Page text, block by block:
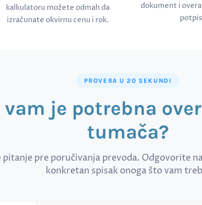
kalkulatoru možete odmah da
izračunate okvirnu cenu i rok.
dokument i
PROVERA U 20 SEKUNDI
vam je potrebna
tumača?
pitanje pre poručivanja prevoda. Odgovorite
konkretan spisak onoga što vam